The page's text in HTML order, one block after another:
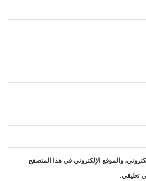
والموقع الإلكتروني في هذا المتصفح
تعليقي.